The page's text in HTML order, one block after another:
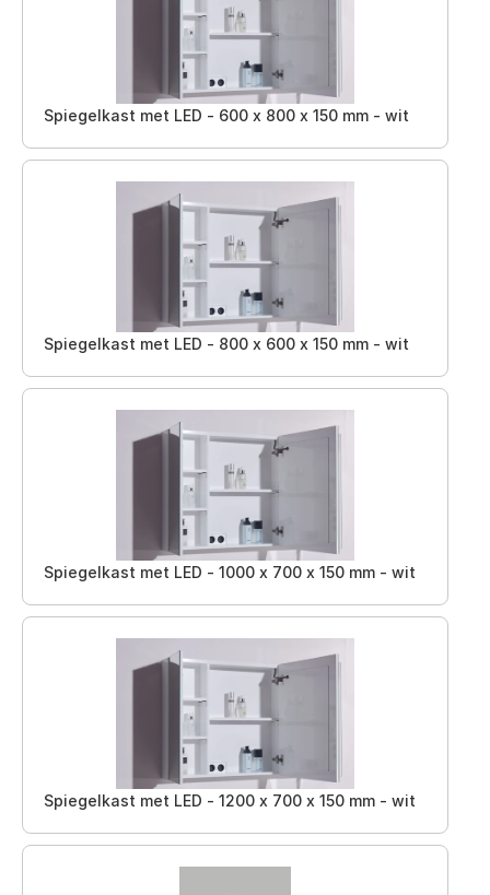
Spiegelkast met LED - 600 x 800 x 150 mm - wit
Spiegelkast met LED - 800 x 600 x 150 mm - wit
Spiegelkast met LED - 1000 x 700 x 150 mm - wit
Spiegelkast met LED - 1200 x 700 x 150 mm - wit